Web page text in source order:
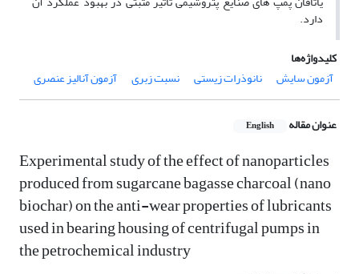
دارد.
کلیدواژه‌ها
آزمون سایش
نانوذرات زیستی نسبت زبری آزمون آنالیز عنصری
عنوان مقاله English
Experimental study of the effect of nanoparticles
produced from sugarcane bagasse charcoal (nano
biochar) on the anti-wear properties of lubricants
used in bearing housing of centrifugal pumps in
the petrochemical industry